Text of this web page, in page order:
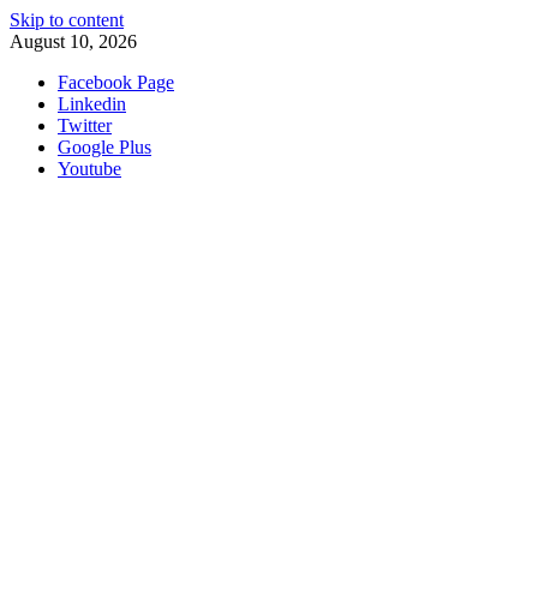
Skip to content
August 10, 2026
Facebook Page
Linkedin
Twitter
Google Plus
Youtube